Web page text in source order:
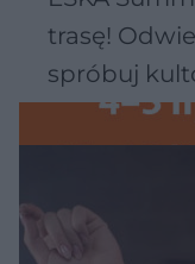
trasę!
spróbuj
Wawelu